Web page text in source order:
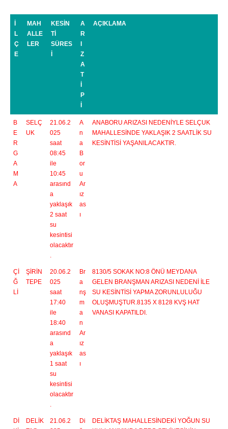
L
Ç
E
MAH
ALLE
LER
KESİN
Tİ
SÜRES
A
R
Z
A
T
P
AÇIKLAMA
B
E
R
G
A
M
A
SELÇ
UK
21.06.2
025
saat
08:45
ile
10:45
arasınd
a
yaklaşık
2 saat
su
kesintisi
olacaktır
.
A
n
a
B
or
u
Ar
ız
as
ı
ANABORU ARIZASI NEDENİYLE SELÇUK
MAHALLESİNDE YAKLAŞIK 2 SAATLİK SU
KESİNTİSİ YAŞANILACAKTIR.
Çİ
Ğ
Lİ
ŞİRİN
TEPE
20.06.2
025
saat
17:40
ile
18:40
arasınd
a
yaklaşık
1 saat
su
kesintisi
olacaktır
.
Br
a
nş
m
a
n
Ar
ız
as
ı
8130/5 SOKAK NO:8 ÖNÜ MEYDANA
GELEN BRANŞMAN ARIZASI NEDENİ İLE
SU KESİNTİSİ YAPMA ZORUNLULUĞU
OLUŞMUŞTUR.8135 X 8128 KVŞ HAT
VANASI KAPATILDI.
Dİ
DELİK
21.06.2
Di
DELİKTAŞ MAHALLESİNDEKİ YOĞUN SU